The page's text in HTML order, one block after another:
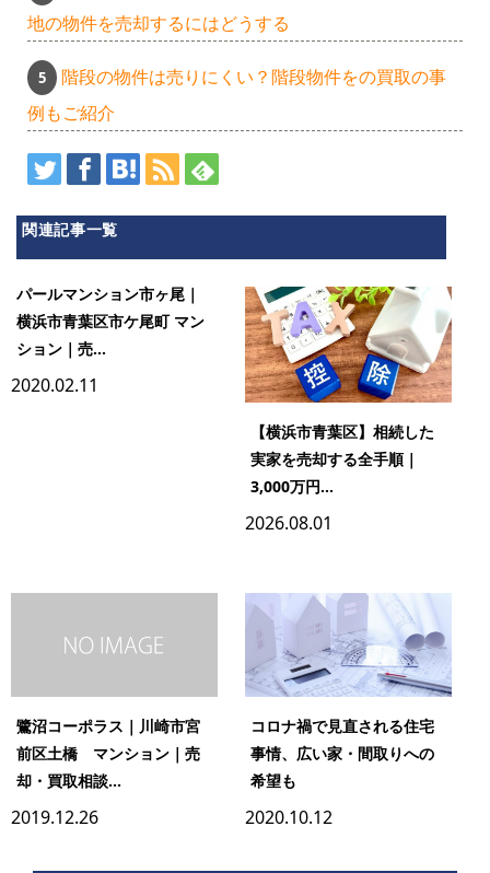
地の物件を売却するにはどうする
階段の物件は売りにくい？階段物件をの買取の事
例もご紹介
関連記事一覧
パールマンション市ヶ尾｜
横浜市青葉区市ケ尾町 マン
ション｜売...
2020.02.11
【横浜市青葉区】相続した
実家を売却する全手順｜
3,000万円...
2026.08.01
鷺沼コーポラス｜川崎市宮
前区土橋 マンション｜売
却・買取相談...
2019.12.26
コロナ禍で見直される住宅
事情、広い家・間取りへの
希望も
2020.10.12